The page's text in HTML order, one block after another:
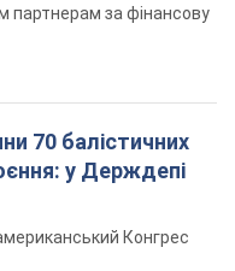
України 24-й
на підтримку